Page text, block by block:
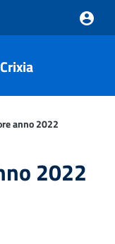
anno 2022
2022